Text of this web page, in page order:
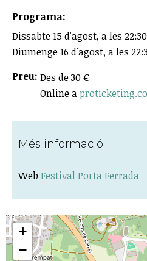
Programa:
Dissabte 15 d'agost, a les
Diumenge 16 d'agost, a les
Preu: Des de 30 €
Online a
Més informació:
Web Festival Porta Ferrada
+
−